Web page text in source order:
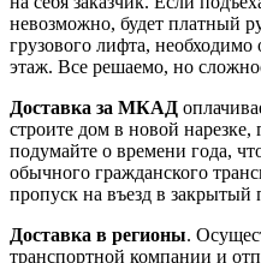
невозможно, будет платный
грузового лифта,
этаж. Все решаемо, но
Доставка за МКАД
строите дом в новой нарезке,
подумайте о времени года,
обычного гражданского
пропуск на въезд в закрытый
Доставка в регионы.
транспортной компании и